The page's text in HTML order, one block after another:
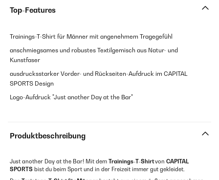
Top-Features
Trainings-T-Shirt für Männer mit angenehmem Tragegefühl
anschmiegsames und robustes Textilgemisch aus Natur- und
Kunstfaser
ausdrucksstarker Vorder- und Rückseiten-Aufdruck im CAPITAL
SPORTS Design
Logo-Aufdruck "Just another Day at the Bar"
Produktbeschreibung
Just another Day at the Bar! Mit dem Trainings-T-Shirtvon CAPITAL
SPORTS bist du beim Sport und in der Freizeit immer gut gekleidet.